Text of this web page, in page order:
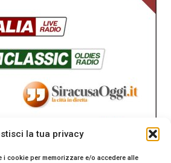
la tua privacy
cookie per memorizzare e/o accedere alle